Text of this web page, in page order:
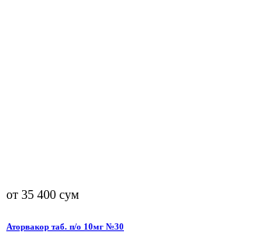
от 35 400 сум
Аторвакор таб. п/о 10мг №30